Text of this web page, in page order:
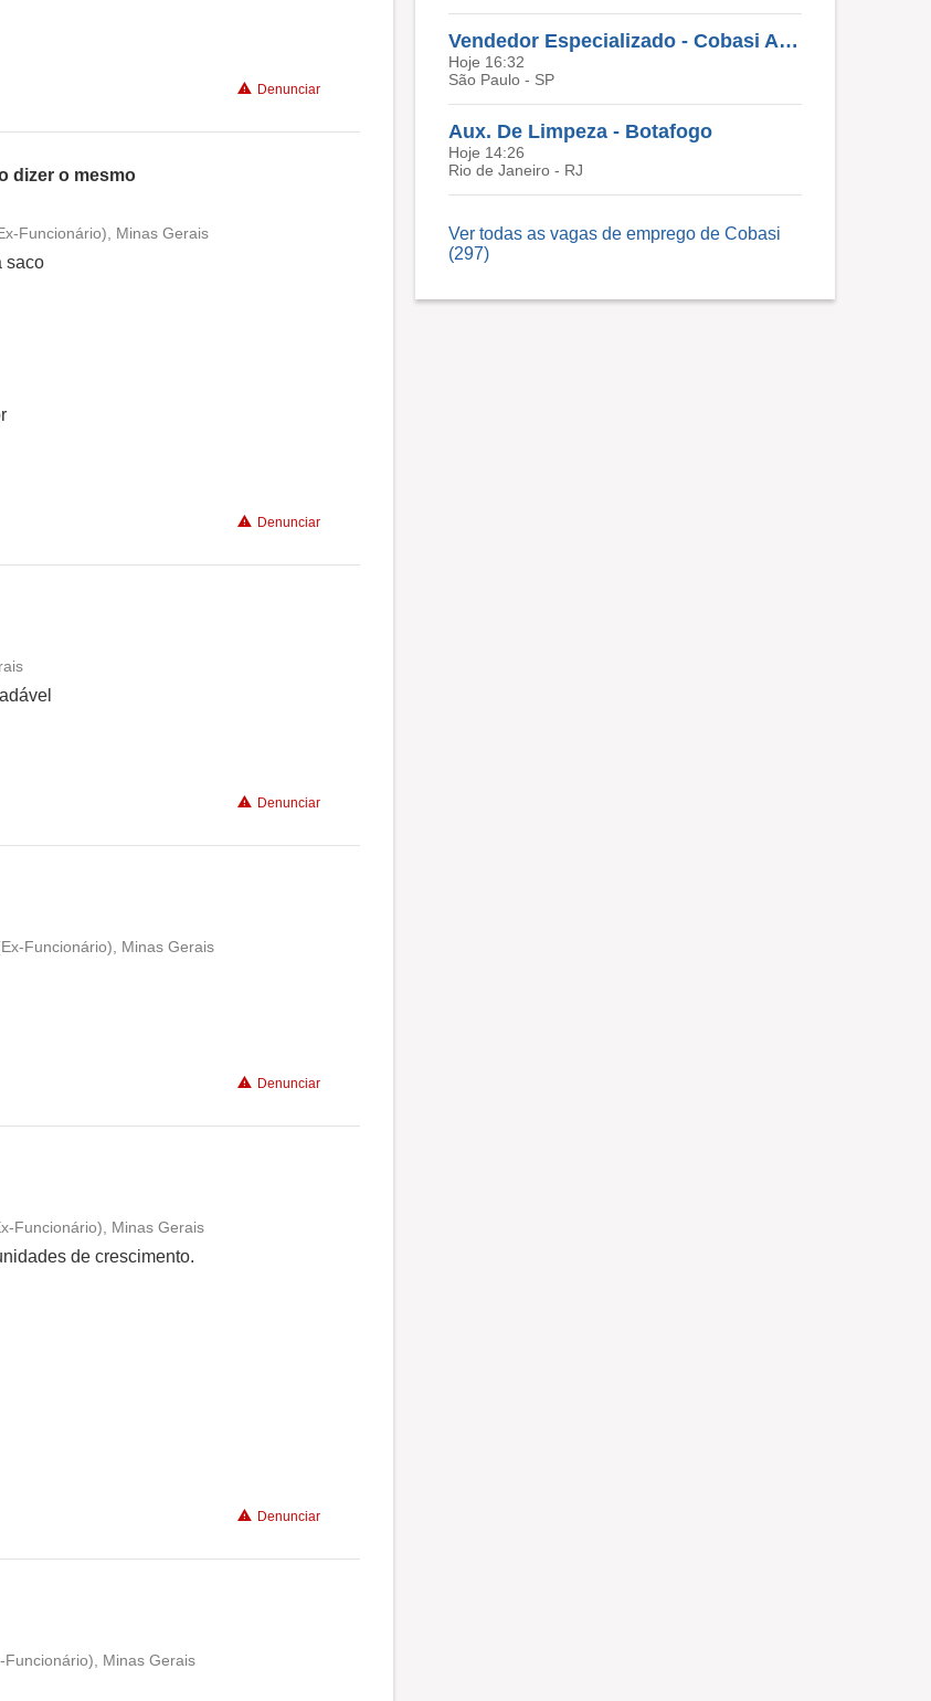
Denunciar
dizer o mesmo
com a vida familiar
Funcionário), Minas Gerais
saco
Denunciar
com a vida familiar
Denunciar
Funcionário), Minas Gerais
Denunciar
com a vida familiar
Funcionário), Minas Gerais
de crescimento.
Denunciar
Minas Gerais
Vendedor Especializado - Cobasi Assai Anhanguera
Hoje 16:32
São Paulo - SP
Aux. De Limpeza - Botafogo
Hoje 14:26
Rio de Janeiro - RJ
Ver todas as vagas de emprego de Cobasi
(297)